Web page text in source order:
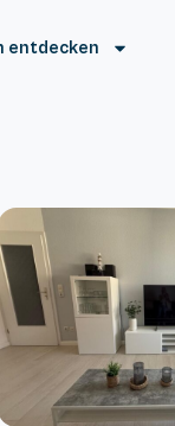
entdecken